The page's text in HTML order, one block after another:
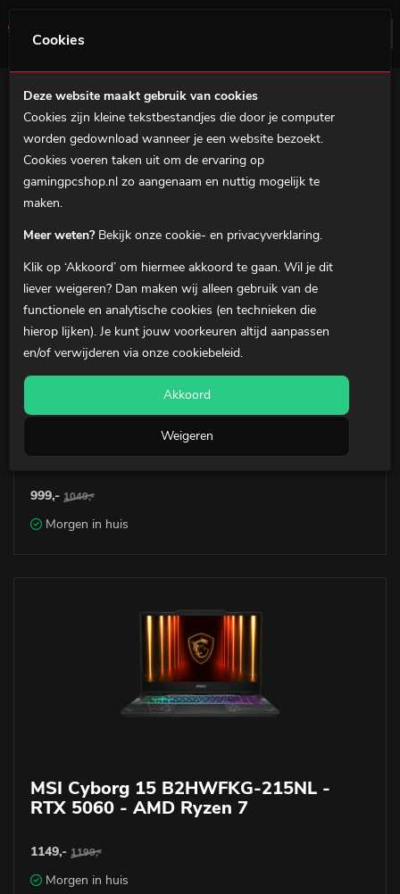
Cookies
Deze website maakt gebruik van cookies
Cookies zijn kleine tekstbestandjes die door je computer
worden gedownload wanneer je een website bezoekt.
Cookies voeren taken uit om de ervaring op
gamingpcshop.nl zo aangenaam en nuttig mogelijk te
maken.
Meer weten? Bekijk onze cookie- en privacyverklaring.
Klik op ‘Akkoord’ om hiermee akkoord te gaan. Wil je dit
liever weigeren? Dan maken wij alleen gebruik van de
functionele en analytische cookies (en technieken die
hierop lijken). Je kunt jouw voorkeuren altijd aanpassen
en/of verwijderen via onze cookiebeleid.
Akkoord
Weigeren
Home
Gaming PC's
MSI Prebuilds
Over ons
Klantenservice
Winkelmandje
Filter
Gaming Laptops
MSI Cyborg 15 B13WEKG-802NL - RTX
5050 - Intel i5
999,- 1049,-
Morgen in huis
MSI Cyborg 15 B2HWFKG-215NL -
RTX 5060 - AMD Ryzen 7
1149,- 1199,-
Morgen in huis